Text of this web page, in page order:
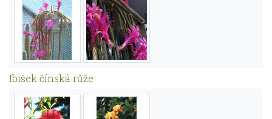
Ibišek čínská růže